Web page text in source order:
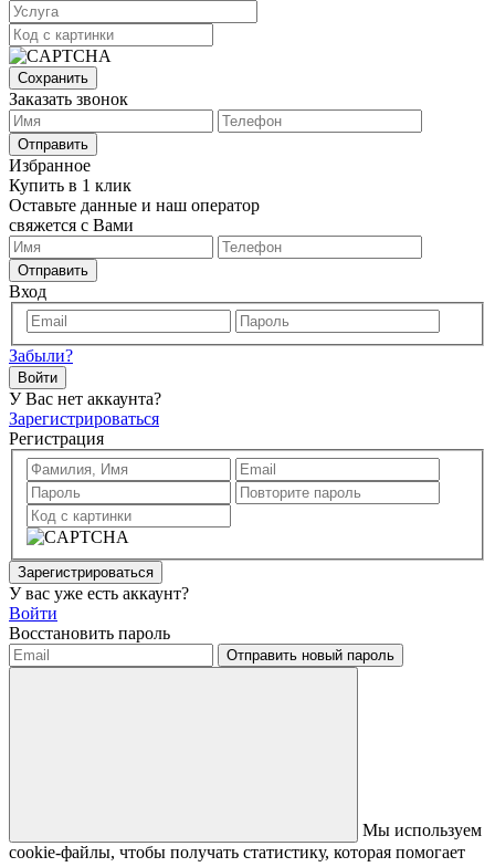
Сохранить
Заказать звонок
Отправить
Избранное
Купить в 1 клик
Оставьте данные и наш оператор
свяжется с Вами
Отправить
Вход
Забыли?
Войти
У Вас нет аккаунта?
Зарегистрироваться
Регистрация
Зарегистрироваться
У вас уже есть аккаунт?
Войти
Восстановить пароль
Отправить новый пароль
Мы используем
cookie-файлы, чтобы получать статистику, которая помогает